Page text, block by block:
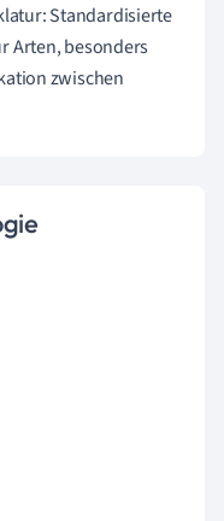
Standardisierte
Arten, besonders
zwischen